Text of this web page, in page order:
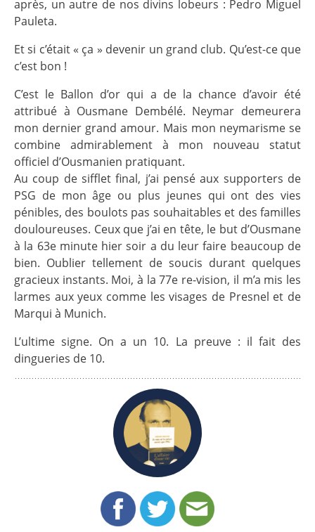
après, un autre de nos divins lobeurs : Pedro Miguel
Pauleta.
Et si c’était « ça » devenir un grand club. Qu’est-ce que
c’est bon !
C’est le Ballon d’or qui a de la chance d’avoir été
attribué à Ousmane Dembélé. Neymar demeurera
mon dernier grand amour. Mais mon neymarisme se
combine admirablement à mon nouveau statut
officiel d’Ousmanien pratiquant.
Au coup de sifflet final, j’ai pensé aux supporters de
PSG de mon âge ou plus jeunes qui ont des vies
pénibles, des boulots pas souhaitables et des familles
douloureuses. Ceux que j’ai en tête, le but d’Ousmane
à la 63e minute hier soir a du leur faire beaucoup de
bien. Oublier tellement de soucis durant quelques
gracieux instants. Moi, à la 77e re-vision, il m’a mis les
larmes aux yeux comme les visages de Presnel et de
Marqui à Munich.
L’ultime signe. On a un 10. La preuve : il fait des
dingueries de 10.